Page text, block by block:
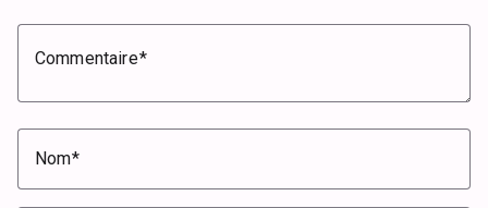
Commentaire
Nom